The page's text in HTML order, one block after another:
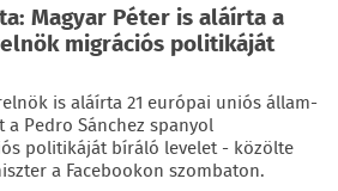
Magyar Péter is aláírta a
migrációs politikáját
is aláírta 21 európai uniós állam-
Pedro Sánchez spanyol
politikáját bíráló levelet - közölte
a Facebookon szombaton.